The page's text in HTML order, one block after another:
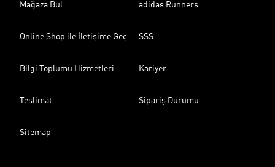
Mağaza Bul adidas Runners
Online Shop ile İletişime Geç SSS
Bilgi Toplumu Hizmetleri Kariyer
Teslimat Sipariş Durumu
Sitemap